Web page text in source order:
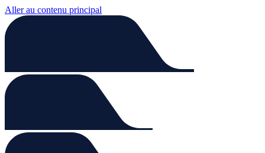
Aller au contenu principal